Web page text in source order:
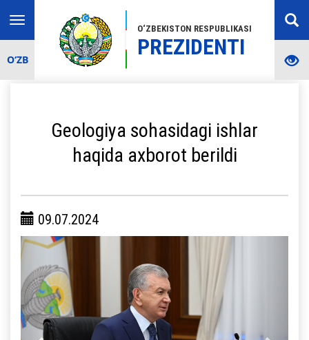
O‘ZBEKISTON RESPUBLIKASI
PREZIDENTI
Toggle
navigation
O‘ZB
Geologiya sohasidagi ishlar
haqida axborot berildi
09.07.2024